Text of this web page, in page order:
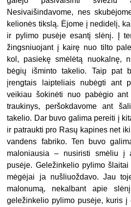
Nesivaišindavome, nes
kelionės tikslą. Ėjome į nedidelį,
ir pylimo pusėje esantį slėnį. Į
žingsniuojant į kairę nuo tilto
kol, pasiekę smėlėtą nuokalnę,
bėgių išminto takelio. Taip pat
įrengtais laipteliais nubėgti ant
veikiau šokinėti nuo pabėgio
traukinys, peršokdavome ant
takelio. Dar buvo galima pereiti į
ir patraukti pro Rasų kapines net
vandens fabriko. Ten buvo
maloniausia – nusiristi smėliu į
pusėje. Geležinkelio pylimo
mėgėjai ja nušliuoždavo. Jau
malonumą, nekalbant apie
geležinkelio pylimo pusėje, kuris